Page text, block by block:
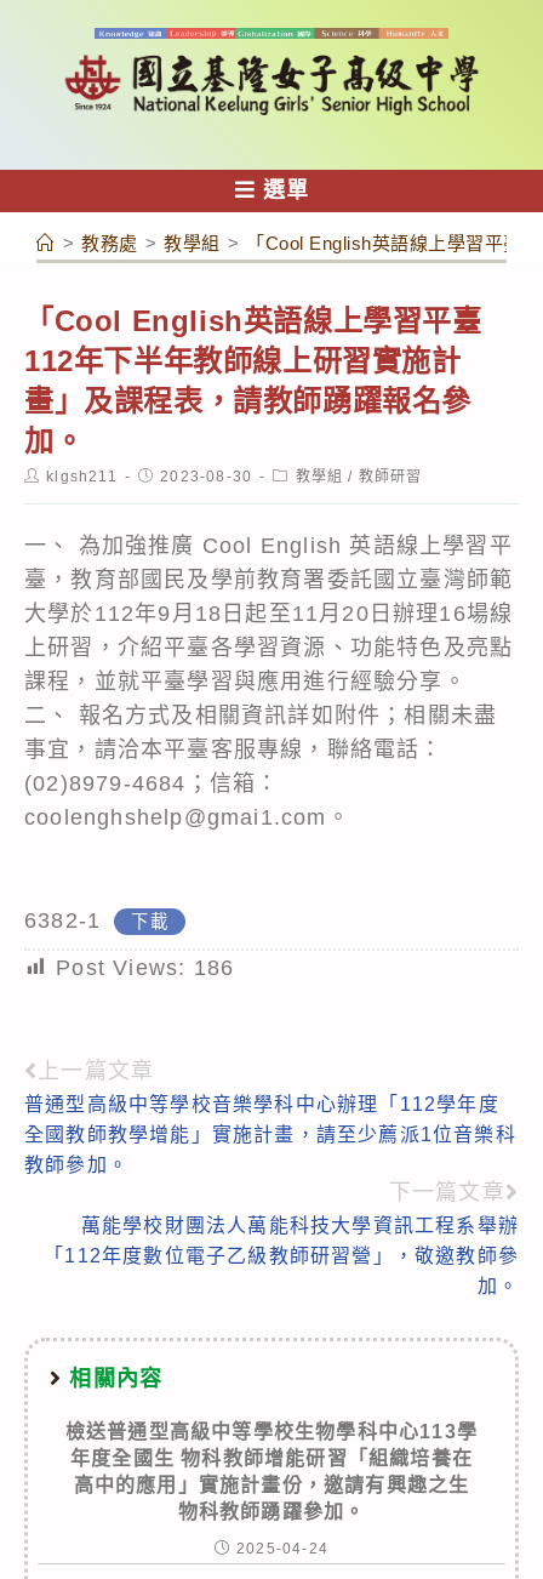
容
選單
> 教務處 > 教學組 > 「Cool English英語線上學習平臺
「Cool English英語線上學習平臺
112年下半年教師線上研習實施計
畫」及課程表，請教師踴躍報名參
加。
Postklgsh211
Post2023-08-30
Post教學組 / 教師研習
一、 為加強推廣 Cool English 英語線上學習平
臺，教育部國民及學前教育署委託國立臺灣師範
大學於112年9月18日起至11月20日辦理16場線
上研習，介紹平臺各學習資源、功能特色及亮點
課程，並就平臺學習與應用進行經驗分享。
二、 報名方式及相關資訊詳如附件；相關未盡
事宜，請洽本平臺客服專線，聯絡電話：
(02)8979-4684；信箱：
coolenghshelp@gmai1.com。
6382-1 下載
Post Views: 186
Read
more
articles
上一篇文章
普通型高級中等學校音樂學科中心辦理「112學年度
全國教師教學增能」實施計畫，請至少薦派1位音樂科
教師參加。
下一篇文章
萬能學校財團法人萬能科技大學資訊工程系舉辦
「112年度數位電子乙級教師研習營」，敬邀教師參
加。
相關內容
檢送普通型高級中等學校生物學科中心113學
年度全國生 物科教師增能研習「組織培養在
高中的應用」實施計畫份，邀請有興趣之生
物科教師踴躍參加。
2025-04-24